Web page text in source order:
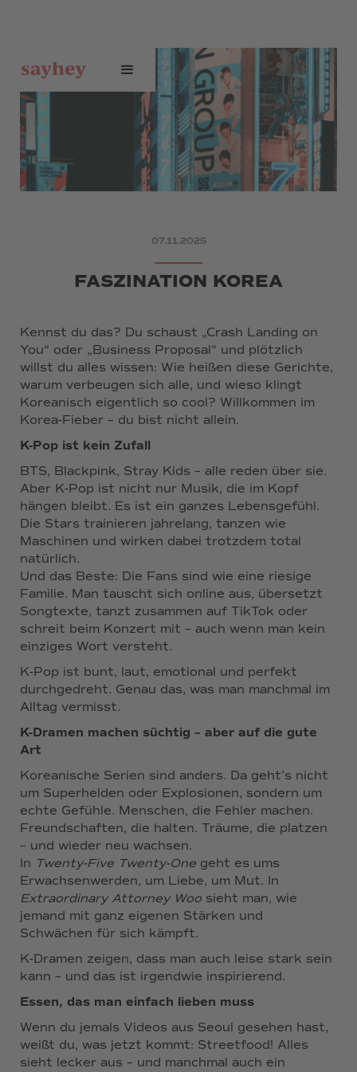
07.11.2025
FASZINATION KOREA
Kennst du das? Du schaust „Crash Landing on
You“ oder „Business Proposal“ und plötzlich
willst du alles wissen: Wie heißen diese Gerichte,
warum verbeugen sich alle, und wieso klingt
Koreanisch eigentlich so cool? Willkommen im
Korea-Fieber – du bist nicht allein.
K-Pop ist kein Zufall
BTS, Blackpink, Stray Kids – alle reden über sie.
Aber K-Pop ist nicht nur Musik, die im Kopf
hängen bleibt. Es ist ein ganzes Lebensgefühl.
Die Stars trainieren jahrelang, tanzen wie
Maschinen und wirken dabei trotzdem total
natürlich.
Und das Beste: Die Fans sind wie eine riesige
Familie. Man tauscht sich online aus, übersetzt
Songtexte, tanzt zusammen auf TikTok oder
schreit beim Konzert mit – auch wenn man kein
einziges Wort versteht.
K-Pop ist bunt, laut, emotional und perfekt
durchgedreht. Genau das, was man manchmal im
Alltag vermisst.
K-Dramen machen süchtig – aber auf die gute
Art
Koreanische Serien sind anders. Da geht’s nicht
um Superhelden oder Explosionen, sondern um
echte Gefühle. Menschen, die Fehler machen.
Freundschaften, die halten. Träume, die platzen
– und wieder neu wachsen.
In Twenty-Five Twenty-One geht es ums
Erwachsenwerden, um Liebe, um Mut. In
Extraordinary Attorney Woo sieht man, wie
jemand mit ganz eigenen Stärken und
Schwächen für sich kämpft.
K-Dramen zeigen, dass man auch leise stark sein
kann – und das ist irgendwie inspirierend.
Essen, das man einfach lieben muss
Wenn du jemals Videos aus Seoul gesehen hast,
weißt du, was jetzt kommt: Streetfood! Alles
sieht lecker aus – und manchmal auch ein